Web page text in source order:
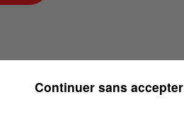
Continuer sans accepter